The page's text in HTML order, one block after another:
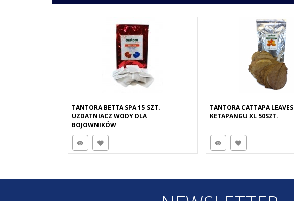
TANTORA BETTA SPA 15 SZT.
UZDATNIACZ WODY DLA
BOJOWNIKÓW
TANTORA CATTAPA
KETAPANGU XL 50SZT.